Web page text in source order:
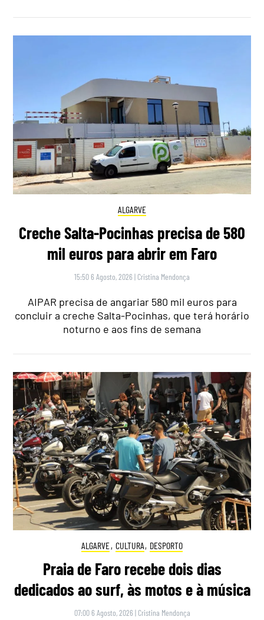
ALGARVE
Creche Salta-Pocinhas precisa de 580
mil euros para abrir em Faro
15:50 6 Agosto, 2026 | Cristina Mendonça
AIPAR precisa de angariar 580 mil euros para
concluir a creche Salta-Pocinhas, que terá horário
noturno e aos fins de semana
ALGARVE, CULTURA, DESPORTO
Praia de Faro recebe dois dias
dedicados ao surf, às motos e à música
07:00 6 Agosto, 2026 | Cristina Mendonça